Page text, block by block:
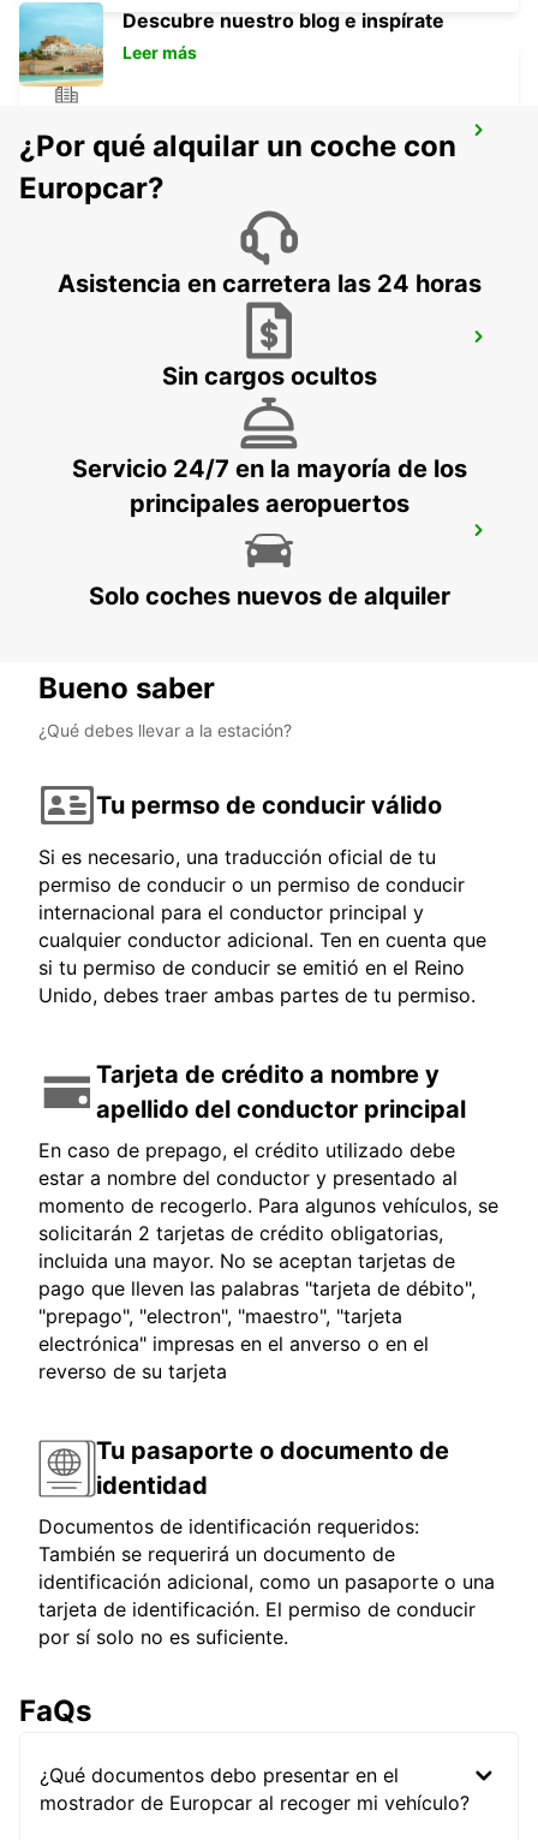
DELIVERY
ABU DHABI - ABU DHABI
ABU DHABI AL HILI AL AIN FREE
ABU DHABI - ABU DHABI
ABU DHABI FORSAN CENTRAL MALL
Descubre nuestro blog e inspírate
Leer más
¿Por qué alquilar un coche con
Europcar?
Asistencia en carretera las 24 horas
Sin cargos ocultos
Servicio 24/7 en la mayoría de los
principales aeropuertos
Solo coches nuevos de alquiler
Bueno saber
¿Qué debes llevar a la estación?
Tu permso de conducir válido
Si es necesario, una traducción oficial de tu
permiso de conducir o un permiso de conducir
internacional para el conductor principal y
cualquier conductor adicional. Ten en cuenta que
si tu permiso de conducir se emitió en el Reino
Unido, debes traer ambas partes de tu permiso.
Tarjeta de crédito a nombre y
apellido del conductor principal
En caso de prepago, el crédito utilizado debe
estar a nombre del conductor y presentado al
momento de recogerlo. Para algunos vehículos, se
solicitarán 2 tarjetas de crédito obligatorias,
incluida una mayor. No se aceptan tarjetas de
pago que lleven las palabras "tarjeta de débito",
"prepago", "electron", "maestro", "tarjeta
electrónica" impresas en el anverso o en el
reverso de su tarjeta
Tu pasaporte o documento de
identidad
Documentos de identificación requeridos:
También se requerirá un documento de
identificación adicional, como un pasaporte o una
tarjeta de identificación. El permiso de conducir
por sí solo no es suficiente.
FaQs
¿Qué documentos debo presentar en el
mostrador de Europcar al recoger mi vehículo?